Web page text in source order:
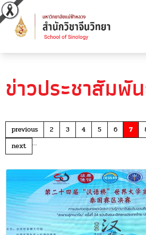
ข่าวประชาสัมพั
previous 2 3 4 5 6 7
…
next